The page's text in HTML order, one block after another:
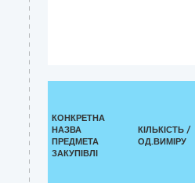
КОНКРЕТНА
НАЗВА
ПРЕДМЕТА
ЗАКУПІВЛІ
КІЛЬКІСТЬ /
ОД.ВИМІРУ